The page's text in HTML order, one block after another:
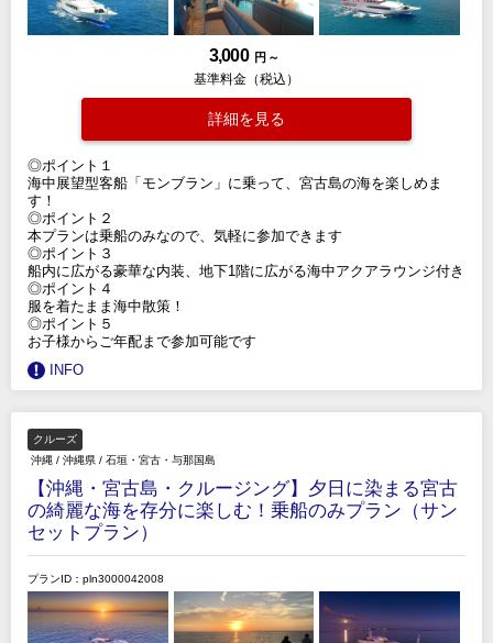
3,000 円 ～
基準料金（税込）
詳細を見る
◎ポイント１
海中展望型客船「モンブラン」に乗って、宮古島の海を楽しめま
す！
◎ポイント２
本プランは乗船のみなので、気軽に参加できます
◎ポイント３
船内に広がる豪華な内装、地下1階に広がる海中アクアラウンジ付き
◎ポイント４
服を着たまま海中散策！
◎ポイント５
お子様からご年配まで参加可能です
INFO
クルーズ
沖縄 / 沖縄県 / 石垣・宮古・与那国島
【沖縄・宮古島・クルージング】夕日に染まる宮古
の綺麗な海を存分に楽しむ！乗船のみプラン（サン
セットプラン）
プランID：pln3000042008